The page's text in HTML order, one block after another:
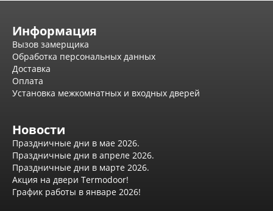
Атум ВФД
Атум Про ВФД
Бейсик ВФД
Классик Арт ВФД
Эмалекс ВФД
Фурнитура
Фурнитура Adden bau
Фурнитура Bussare
Фурнитура Vantage
Фурнитура для раздвижных дверей
Распродажа
Информация
Вызов замерщика
Обработка персональных данных
Доставка
Оплата
Установка межкомнатных и входных дверей
Новости
Праздничные дни в мае 2026.
Праздничные дни в апреле 2026.
Праздничные дни в марте 2026.
Акция на двери Termodoor!
График работы в январе 2026!